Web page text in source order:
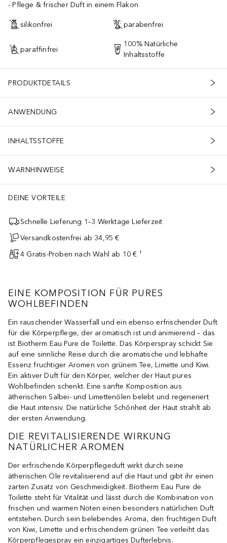
Pflege & frischer Duft in einem Flakon
silikonfrei parabenfrei
paraffinfrei
100% Natürliche
Inhaltsstoffe
PRODUKTDETAILS
ANWENDUNG
INHALTSSTOFFE
WARNHINWEISE
DEINE VORTEILE
Schnelle Lieferung 1–3 Werktage Lieferzeit
Versandkostenfrei ab 34,95 €
4 Gratis-Proben nach Wahl ab 10 € ¹
EINE KOMPOSITION FÜR PURES
WOHLBEFINDEN
Ein rauschender Wasserfall und ein ebenso erfrischender Duft
für die Körperpflege, der aromatisch ist und animierend – das
ist Biotherm Eau Pure de Toilette. Das Körperspray schickt Sie
auf eine sinnliche Reise durch die aromatische und lebhafte
Essenz fruchtiger Aromen von grünem Tee, Limette und Kiwi.
Ein aktiver Duft für den Körper, welcher der Haut pures
Wohlbefinden schenkt. Eine sanfte Komposition aus
ätherischen Salbei- und Limettenölen belebt und regeneriert
die Haut intensiv. Die natürliche Schönheit der Haut strahlt ab
der ersten Anwendung.
DIE REVITALISIERENDE WIRKUNG
NATÜRLICHER AROMEN
Der erfrischende Körperpflegeduft wirkt durch seine
ätherischen Öle revitalisierend auf die Haut und gibt ihr einen
zarten Zusatz von Geschmeidigkeit. Biotherm Eau Pure de
Toilette steht für Vitalität und lässt durch die Kombination von
frischen und warmen Noten einen besonders natürlichen Duft
entstehen. Durch sein belebendes Aroma, den fruchtigen Duft
von Kiwi, Limette und erfrischendem grünen Tee verleiht das
Körperpflegespray ein einzigartiges Dufterlebnis.